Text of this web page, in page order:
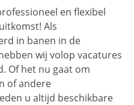
en flexibel
Als
in banen in de
wij volop vacatures
Of het nu gaat om
of andere
u altijd beschikbare